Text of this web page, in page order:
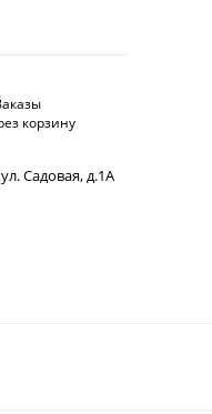
корзину
Садовая, д.1А